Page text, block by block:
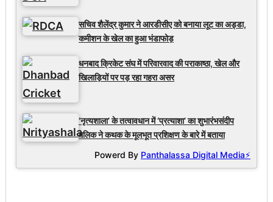
सचिव शैलेंद्र कुमार ने आरडीसीए को बनाया लूट का अड्डा,
कमीशन के खेल का हुआ भंडाफोड़
धनबाद क्रिकेट संघ में परिवारवाद की पराकाष्ठा, खेल और
खिलाड़ियों पर पड़ रहा गहरा असर
‘नृत्यशाला’ के तत्वावधान में ‘प्रत्याशा’ का शुभारंभसंदीप
मलिक ने कथक के मूलभूत प्रशिक्षण के बारे में बताया
Powerd By Panthalassa Digital Media⚡